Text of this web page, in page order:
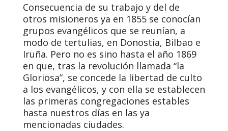
Consecuencia de su trabajo y del de
otros misioneros ya en 1855 se conocían
grupos evangélicos que se reunían, a
modo de tertulias, en Donostia, Bilbao e
Iruña. Pero no es sino hasta el año 1869
en que, tras la revolución llamada “la
Gloriosa”, se concede la libertad de culto
a los evangélicos, y con ella se establecen
las primeras congregaciones estables
hasta nuestros días en las ya
mencionadas ciudades.